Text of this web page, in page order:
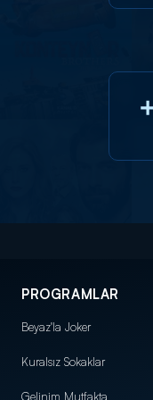
PROGRAMLAR
Beyaz'la Joker
Kuralsız Sokaklar
Gelinim Mutfakta